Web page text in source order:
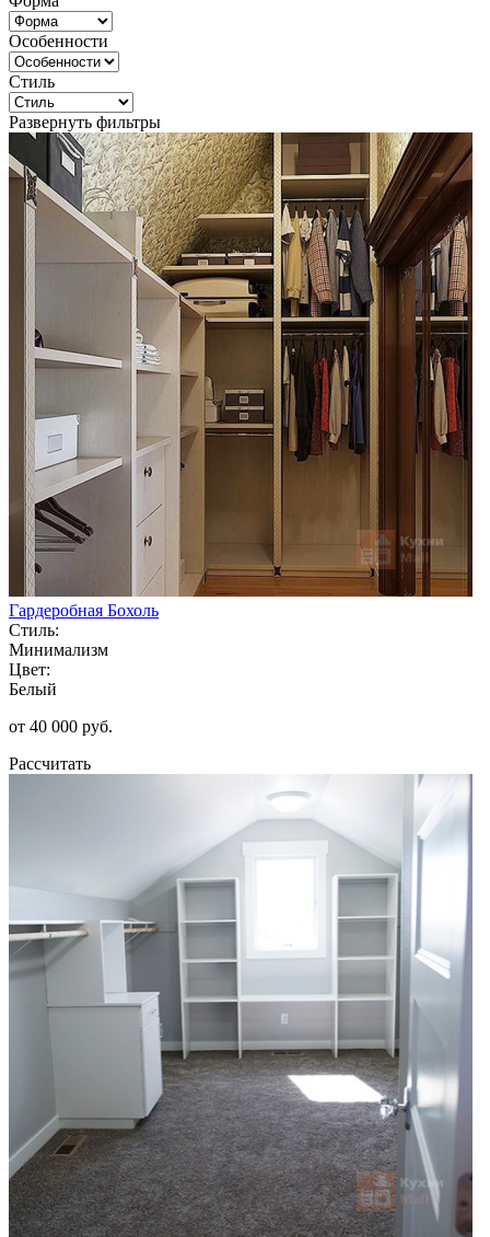
Особенности
Стиль
Развернуть фильтры
Гардеробная Бохоль
Стиль:
Минимализм
Цвет:
Белый
от 40 000 руб.
Рассчитать